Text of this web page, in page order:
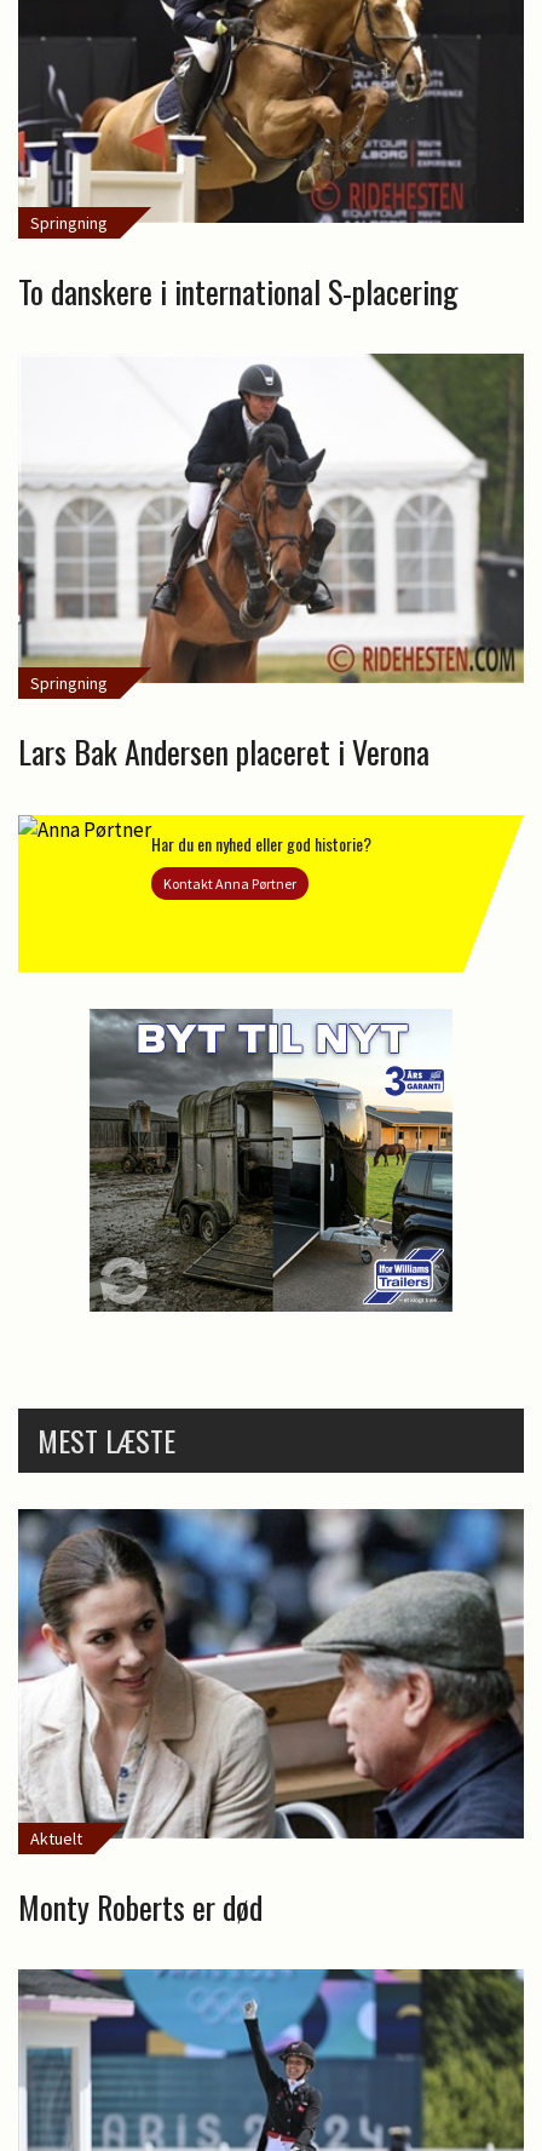
Springning
To danskere i international S-placering
Springning
Lars Bak Andersen placeret i Verona
Har du en nyhed eller god historie?
Kontakt Anna Pørtner
MEST LÆSTE
Aktuelt
Monty Roberts er død